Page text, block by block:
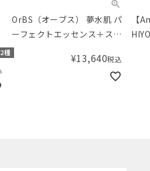
種
OrBS（オーブス） 夢水肌 パ
ーフェクトエッセンス＋ス
キンベースウォーター3本セ
¥13,640税込
【